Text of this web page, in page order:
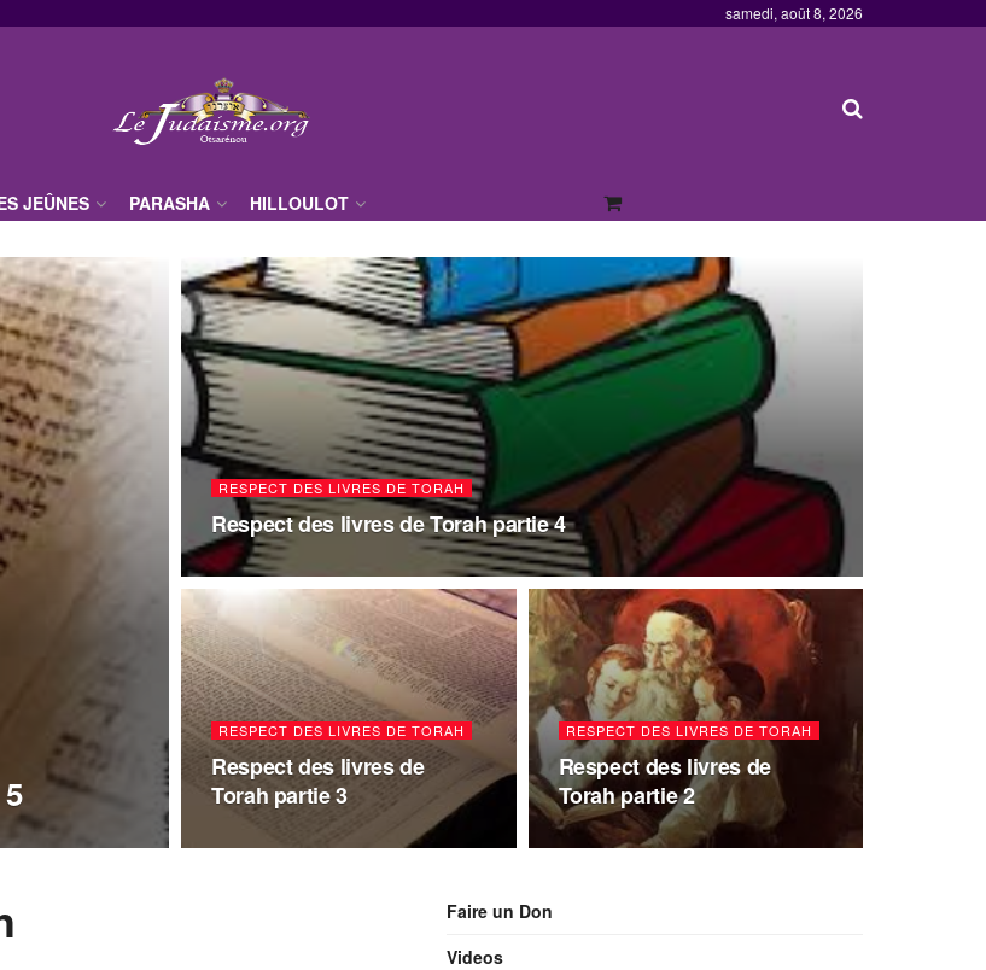
samedi, août 8, 2026
JEÛNES PARASHA HILLOULOT
RESPECT DES LIVRES DE TORAH
Respect des livres de Torah partie 4
RESPECT DES LIVRES DE TORAH
Respect des livres de
Torah partie 3
RESPECT DES LIVRES DE TORAH
Respect des livres de
Torah partie 2
Faire un Don
Videos